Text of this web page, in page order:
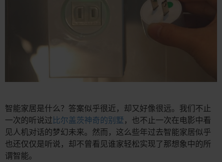
智能家居是什么？答案似乎很近，却又好像很远。我们不止
一次的听说过比尔盖茨神奇的别墅，也不止一次在电影中看
见人机对话的梦幻未来。然而，这么些年过去智能家居似乎
也还仅仅是听说，却不曾看见谁家轻松实现了那想象中的所
谓智能。